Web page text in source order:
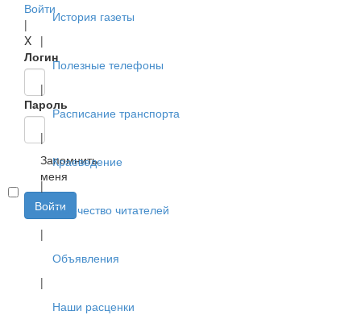
Войти
|
X
Логин
Пароль
Запомнить
меня
Войти
История газеты
|
Полезные телефоны
|
Расписание транспорта
|
Краеведение
|
Творчество читателей
|
Объявления
|
Наши расценки